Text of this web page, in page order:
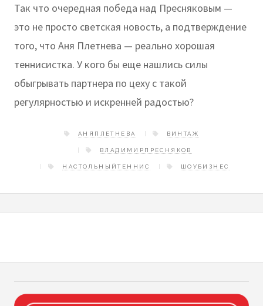
Так что очередная победа над Пресняковым —
это не просто светская новость, а подтверждение
того, что Аня Плетнева — реально хорошая
теннисистка. У кого бы еще нашлись силы
обыгрывать партнера по цеху с такой
регулярностью и искренней радостью?
АНЯПЛЕТНЕВА ВИНТАЖ
ВЛАДИМИРПРЕСНЯКОВ
НАСТОЛЬНЫЙТЕННИС ШОУБИЗНЕС